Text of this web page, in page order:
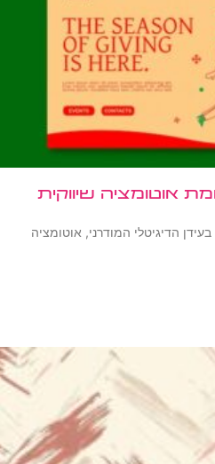
אוטומציה שיווקית
הדיגיטלי המודרני, אוטומציה